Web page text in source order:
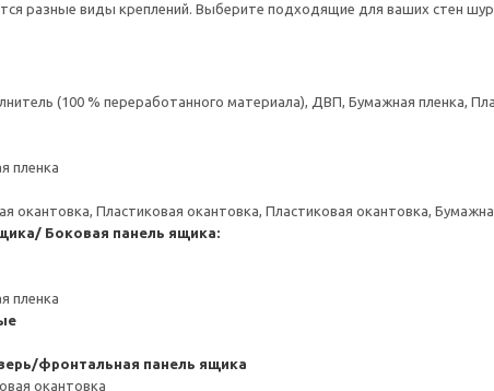
разные виды креплений. Выберите подходящие для ваших стен
(100 % переработанного материала), ДВП, Бумажная пленка,
пленка
окантовка, Пластиковая окантовка, Пластиковая окантовка,
Боковая панель ящика:
пленка
фронтальная панель ящика
окантовка